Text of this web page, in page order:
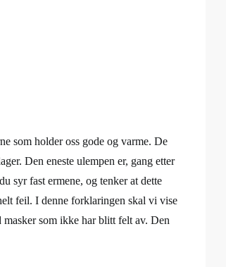
som holder oss gode og varme. De
Den eneste ulempen er, gang etter
syr fast ermene, og tenker at dette
feil. I denne forklaringen skal vi vise
masker som ikke har blitt felt av. Den